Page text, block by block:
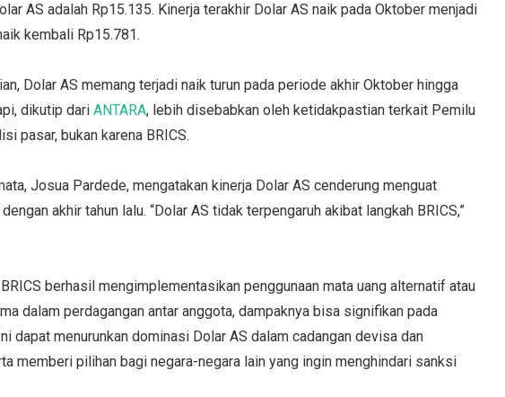
AS adalah Rp15.135. Kinerja terakhir Dolar AS naik pada Oktober menjadi
kembali Rp15.781.
Dolar AS memang terjadi naik turun pada periode akhir Oktober hingga
dikutip dariANTARA, lebih disebabkan oleh ketidakpastian terkait Pemilu
pasar, bukan karena BRICS.
Josua Pardede, mengatakan kinerja Dolar AS cenderung menguat
akhir tahun lalu. “Dolar AS tidak terpengaruh akibat langkah BRICS,”
berhasil mengimplementasikan penggunaan mata uang alternatif atau
dalam perdagangan antar anggota, dampaknya bisa signifikan pada
dapat menurunkan dominasi Dolar AS dalam cadangan devisa dan
memberi pilihan bagi negara-negara lain yang ingin menghindari sanksi